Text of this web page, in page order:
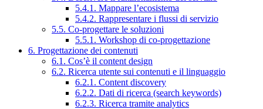
5.4.1. Mappare l’ecosistema
5.4.2. Rappresentare i flussi di servizio
5.5. Co-progettare le soluzioni
5.5.1. Workshop di co-progettazione
6. Progettazione dei contenuti
6.1. Cos’è il content design
6.2. Ricerca utente sui contenuti e il linguaggio
6.2.1. Content discovery
6.2.2. Dati di ricerca (search keywords)
6.2.3. Ricerca tramite analytics